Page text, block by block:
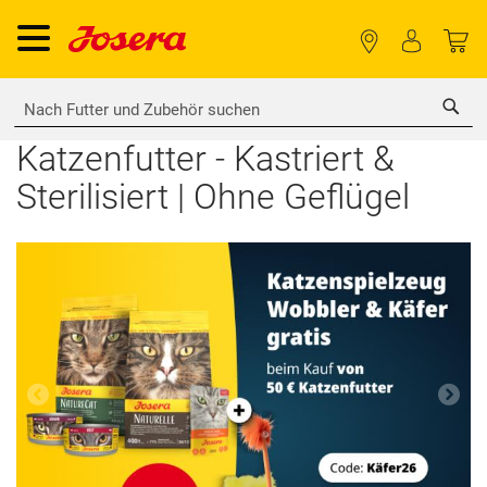
Katzenfutter - Kastriert &
Sterilisiert | Ohne Geflügel